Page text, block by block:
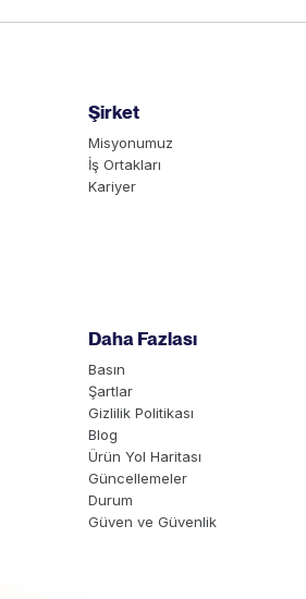
Şirket
Misyonumuz
İş Ortakları
Kariyer
Daha Fazlası
Basın
Şartlar
Gizlilik Politikası
Blog
Ürün Yol Haritası
Güncellemeler
Durum
Güven ve Güvenlik